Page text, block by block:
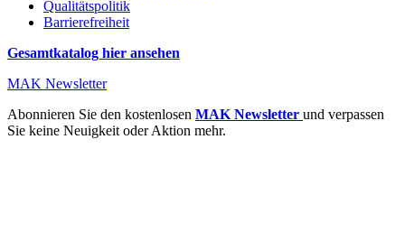
Qualitätspolitik
Barrierefreiheit
Gesamtkatalog hier ansehen
MAK Newsletter
Abonnieren Sie den kostenlosen MAK Newsletter und verpassen
Sie keine Neuigkeit oder Aktion mehr.